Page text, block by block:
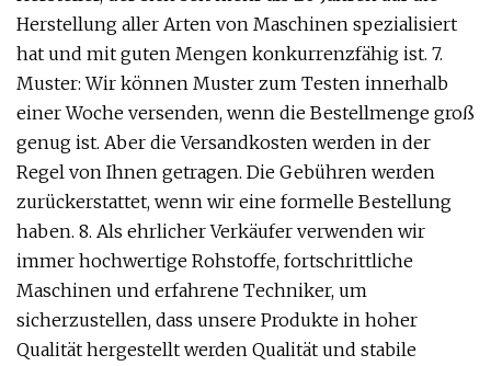
Herstellung aller Arten von Maschinen spezialisiert
hat und mit guten Mengen konkurrenzfähig ist. 7.
Muster: Wir können Muster zum Testen innerhalb
einer Woche versenden, wenn die Bestellmenge groß
genug ist. Aber die Versandkosten werden in der
Regel von Ihnen getragen. Die Gebühren werden
zurückerstattet, wenn wir eine formelle Bestellung
haben. 8. Als ehrlicher Verkäufer verwenden wir
immer hochwertige Rohstoffe, fortschrittliche
Maschinen und erfahrene Techniker, um
sicherzustellen, dass unsere Produkte in hoher
Qualität hergestellt werden Qualität und stabile